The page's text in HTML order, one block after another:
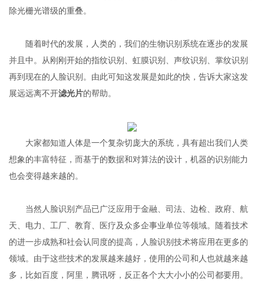
除光栅光谱级的重叠。
随着时代的发展，人类的，我们的生物识别系统在逐步的发展
并且中。从刚刚开始的指纹识别、虹膜识别、声纹识别、掌纹识别
再到现在的人脸识别。由此可知这发展是如此的快，告诉大家这发
展远远离不开滤光片的帮助。
大家都知道人体是一个复杂切庞大的系统，具有超出我们人类
想象的丰富特征，而基于的数据和对算法的设计，机器的识别能力
也会变得越来越的。
当然人脸识别产品已广泛应用于金融、司法、边检、政府、航
天、电力、工厂、教育、医疗及众多企事业单位等领域。随着技术
的进一步成熟和社会认同度的提高，人脸识别技术将应用在更多的
领域。由于这些技术的发展越来越好，使用的公司和人也就越来越
多，比如百度，阿里，腾讯呀，反正各个大大小小的公司都要用。